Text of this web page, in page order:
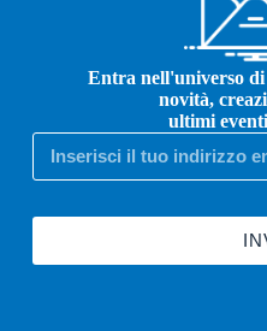
Entra nell'universo
novità,
ultimi